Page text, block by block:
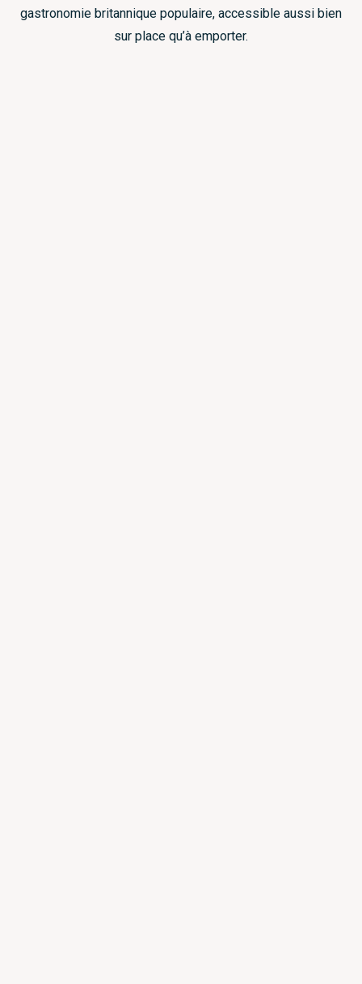
gastronomie britannique populaire, accessible aussi bien
sur place qu’à emporter.